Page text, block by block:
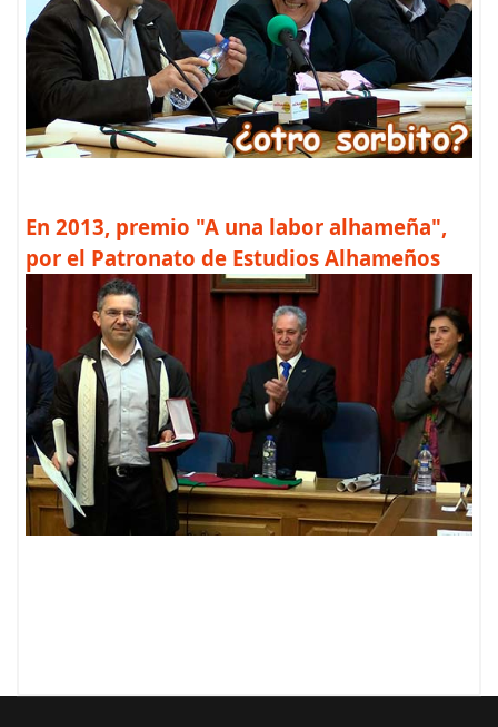
En 2013, premio "A una labor alhameña",
por el Patronato de Estudios Alhameños